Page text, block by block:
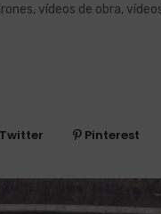
vídeos de obra,
Twitter Pinterest